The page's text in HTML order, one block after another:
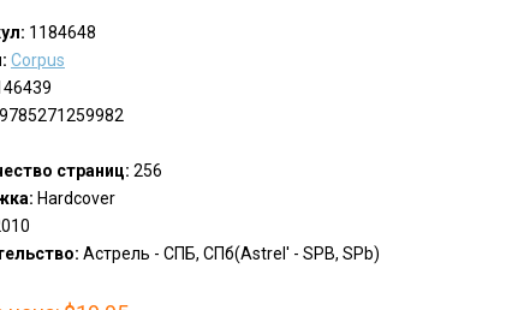
1184648
Corpus
9785271259982
страниц: 256
Hardcover
Астрель - СПБ, СПб(Astrel' - SPB, SPb)